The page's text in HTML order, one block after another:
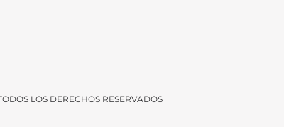
LOS DERECHOS RESERVADOS